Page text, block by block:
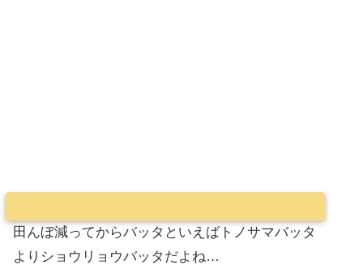
田んぼ減ってからバッタといえばトノサマバッタ
よりショウリョウバッタだよね…